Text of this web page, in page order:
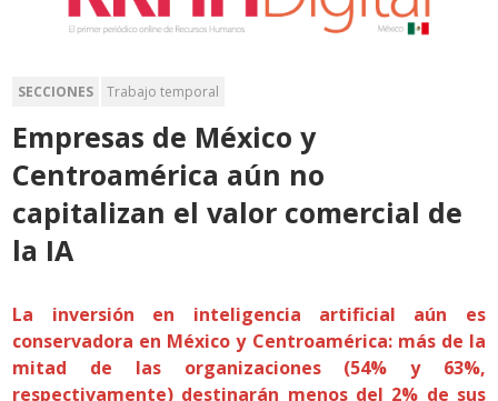
SECCIONES Trabajo temporal
Empresas de México y
Centroamérica aún no
capitalizan el valor comercial de
la IA
La inversión en inteligencia artificial aún es
conservadora en México y Centroamérica: más de la
mitad de las organizaciones (54% y 63%,
respectivamente) destinarán menos del 2% de sus